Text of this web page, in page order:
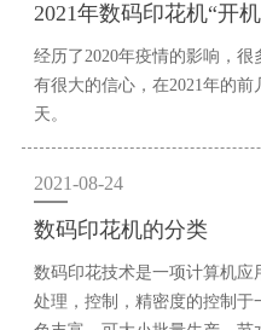
2021年数码印花机“开
经历了2020年疫情的影响，
有很大的信心，在2021年的
天。
2021-08-24
数码印花机的分类
数码印花技术是一项计算机
处理，控制，精密度的控制